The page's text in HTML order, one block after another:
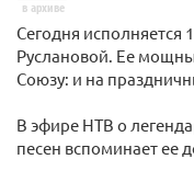
в архиве
Сегодня исполняется
Руслановой. Ее
Союзу: и на
В эфире НТВ о
песен вспоминает ее